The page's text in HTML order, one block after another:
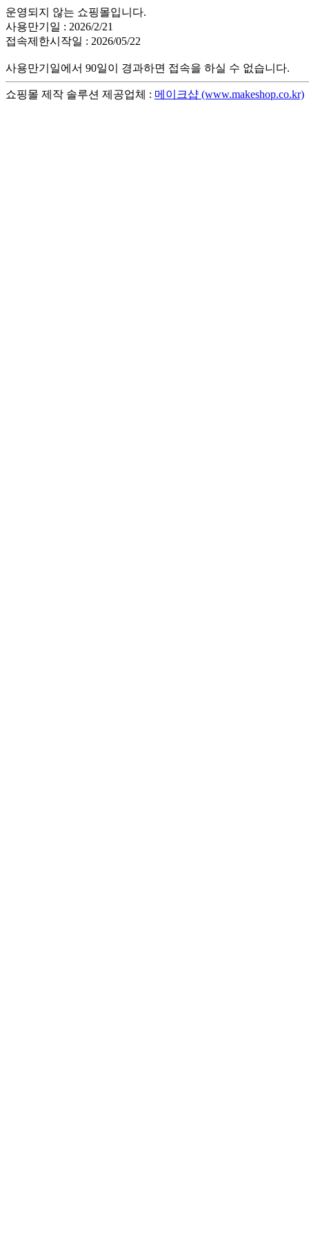
운영되지 않는 쇼핑몰입니다.
사용만기일 : 2026/2/21
접속제한시작일 : 2026/05/22
사용만기일에서 90일이 경과하면 접속을 하실 수 없습니다.
쇼핑몰 제작 솔루션 제공업체 : 메이크샵 (www.makeshop.co.kr)